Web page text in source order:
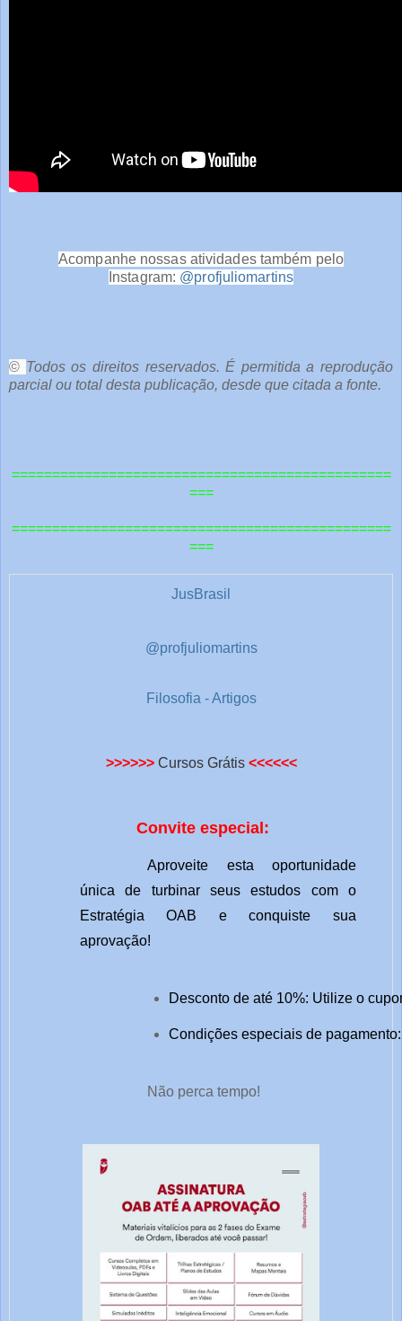
Acompanhe nossas atividades também pelo
Instagram: @profjuliomartins
© Todos os direitos reservados. É permitida a reprodução
parcial ou total desta publicação, desde que citada a fonte.
===============================================
===
===============================================
===
JusBrasil
@profjuliomartins
Filosofia - Artigos
>>>>>> Cursos Grátis <<<<<<
Convite especial:
Aproveite esta oportunidade
única de turbinar seus estudos com o
Estratégia OAB e conquiste sua
aprovação!
Desconto de até 10%: Utilize o
Condições especiais de
Não perca tempo!